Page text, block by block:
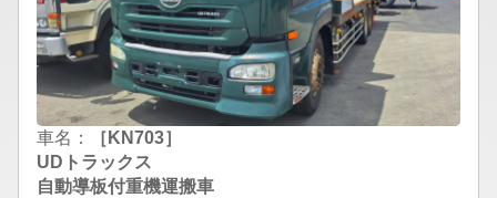
車名：
［KN703］
UDトラックス
自動導板付重機運搬車